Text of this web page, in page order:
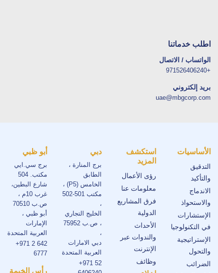
اطلب خدماتنا
الواتساب / الاتصال
+971526406240
بريد إلكتروني
uae@mbgcorp.com
الأساسيات
التدقيق
والتأكيد
الاندماج
والاستحواذ
الإستشارات
في التكنولوجيا
الإستراتيجية
والتحول
الضرائب
استكشف
المزيد
رؤى الأعمال
معلومات عنا
فرق المشاريع
الدولية
الأحداث
والندوات عبر
الإنترنت
وظائف
دبي
برج المنارة ،
الطابق
الخامس (P5) ،
مكتب 501-502
،
الخليج التجاري
، ص.ب 75952
،
دبي الامارات
العربية المتحدة
+971 52
أبو ظبي
برج سي.ايي
مكتب. 504
شارع البطين،
غرب 10م ،
ص.ب 70510
أبو ظبي ،
الإمارات
العربية المتحدة
+971 2 642
6777
رأس الخيمة